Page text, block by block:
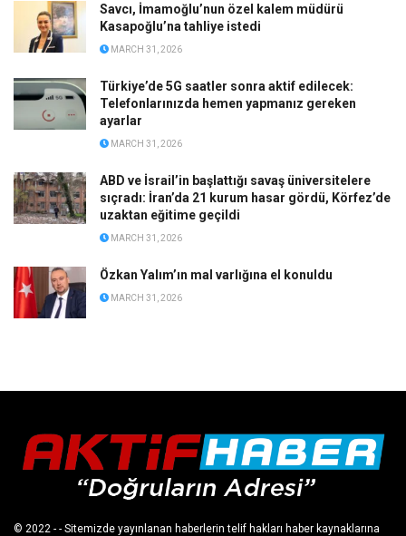
Savcı, İmamoğlu’nun özel kalem müdürü
Kasapoğlu’na tahliye istedi
MARCH 31, 2026
Türkiye’de 5G saatler sonra aktif edilecek:
Telefonlarınızda hemen yapmanız gereken
ayarlar
MARCH 31, 2026
ABD ve İsrail’in başlattığı savaş üniversitelere
sıçradı: İran’da 21 kurum hasar gördü, Körfez’de
uzaktan eğitime geçildi
MARCH 31, 2026
Özkan Yalım’ın mal varlığına el konuldu
MARCH 31, 2026
© 2022 - - Sitemizde yayınlanan haberlerin telif hakları haber kaynaklarına